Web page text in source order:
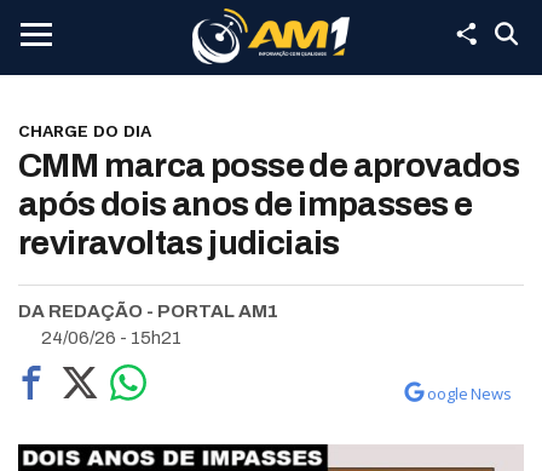
CHARGE DO DIA
CMM marca posse de aprovados
após dois anos de impasses e
reviravoltas judiciais
DA REDAÇÃO - PORTAL AM1
24/06/26 - 15h21
oogle News